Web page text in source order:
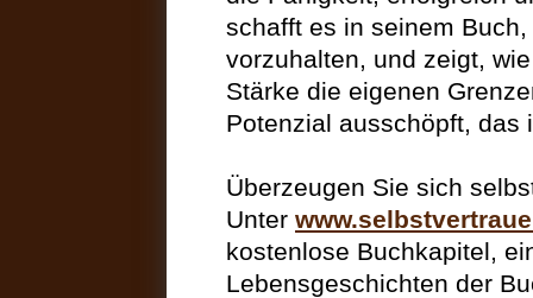
schafft es in seinem
vorzuhalten, und zeigt,
Stärke die eigenen
Potenzial ausschöpft, das
Überzeugen Sie sich
Unter
kostenlose Buchkapitel,
Lebensgeschichten der